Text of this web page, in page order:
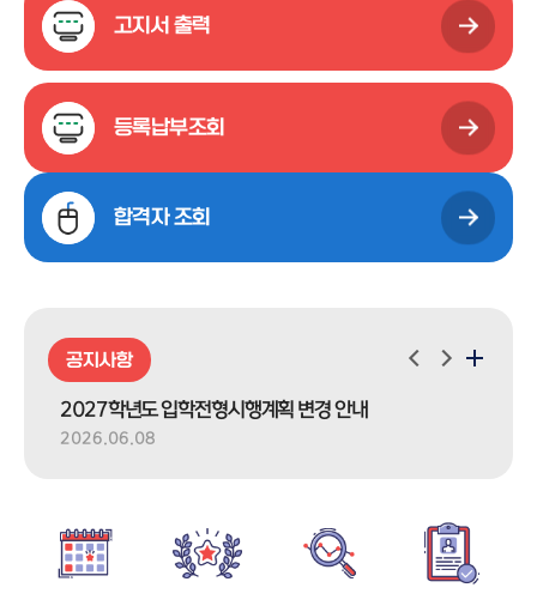
고지서 출력
등록납부조회
합격자조회
공지사항
2027학년도 입학전형시행계획 변경 안내
2026.06.08